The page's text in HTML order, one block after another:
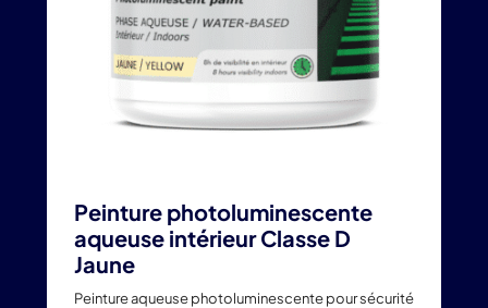
Peinture photoluminescente
aqueuse intérieur Classe D
Jaune
Peinture aqueuse photoluminescente pour sécurité
page
du
produit